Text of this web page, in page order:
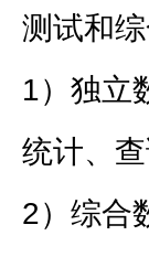
测试和
1）独立
统计、
2）综合